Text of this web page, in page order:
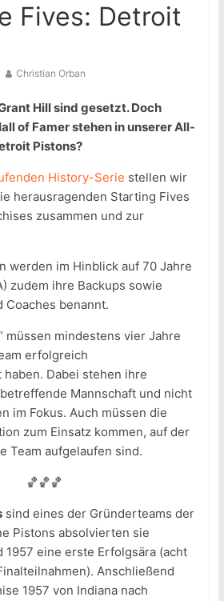
Fives: Detroit
Christian Orban
Hill sind gesetzt. Doch
of Famer stehen in unserer All-
Pistons?
History-Serie stellen wir
herausragenden Starting Fives
zusammen und zur
werden im Hinblick auf 70 Jahre
zudem ihre Backups sowie
Coaches benannt.
müssen mindestens vier Jahre
erfolgreich
Dabei stehen ihre
Mannschaft und nicht
im Fokus. Auch müssen die
zum Einsatz kommen, auf der
Team aufgelaufen sind.
🏀🏀🏀
sind eines der Gründerteams der
Pistons absolvierten sie
1957 eine erste Erfolgsära (acht
Anschließend
1957 von Indiana nach